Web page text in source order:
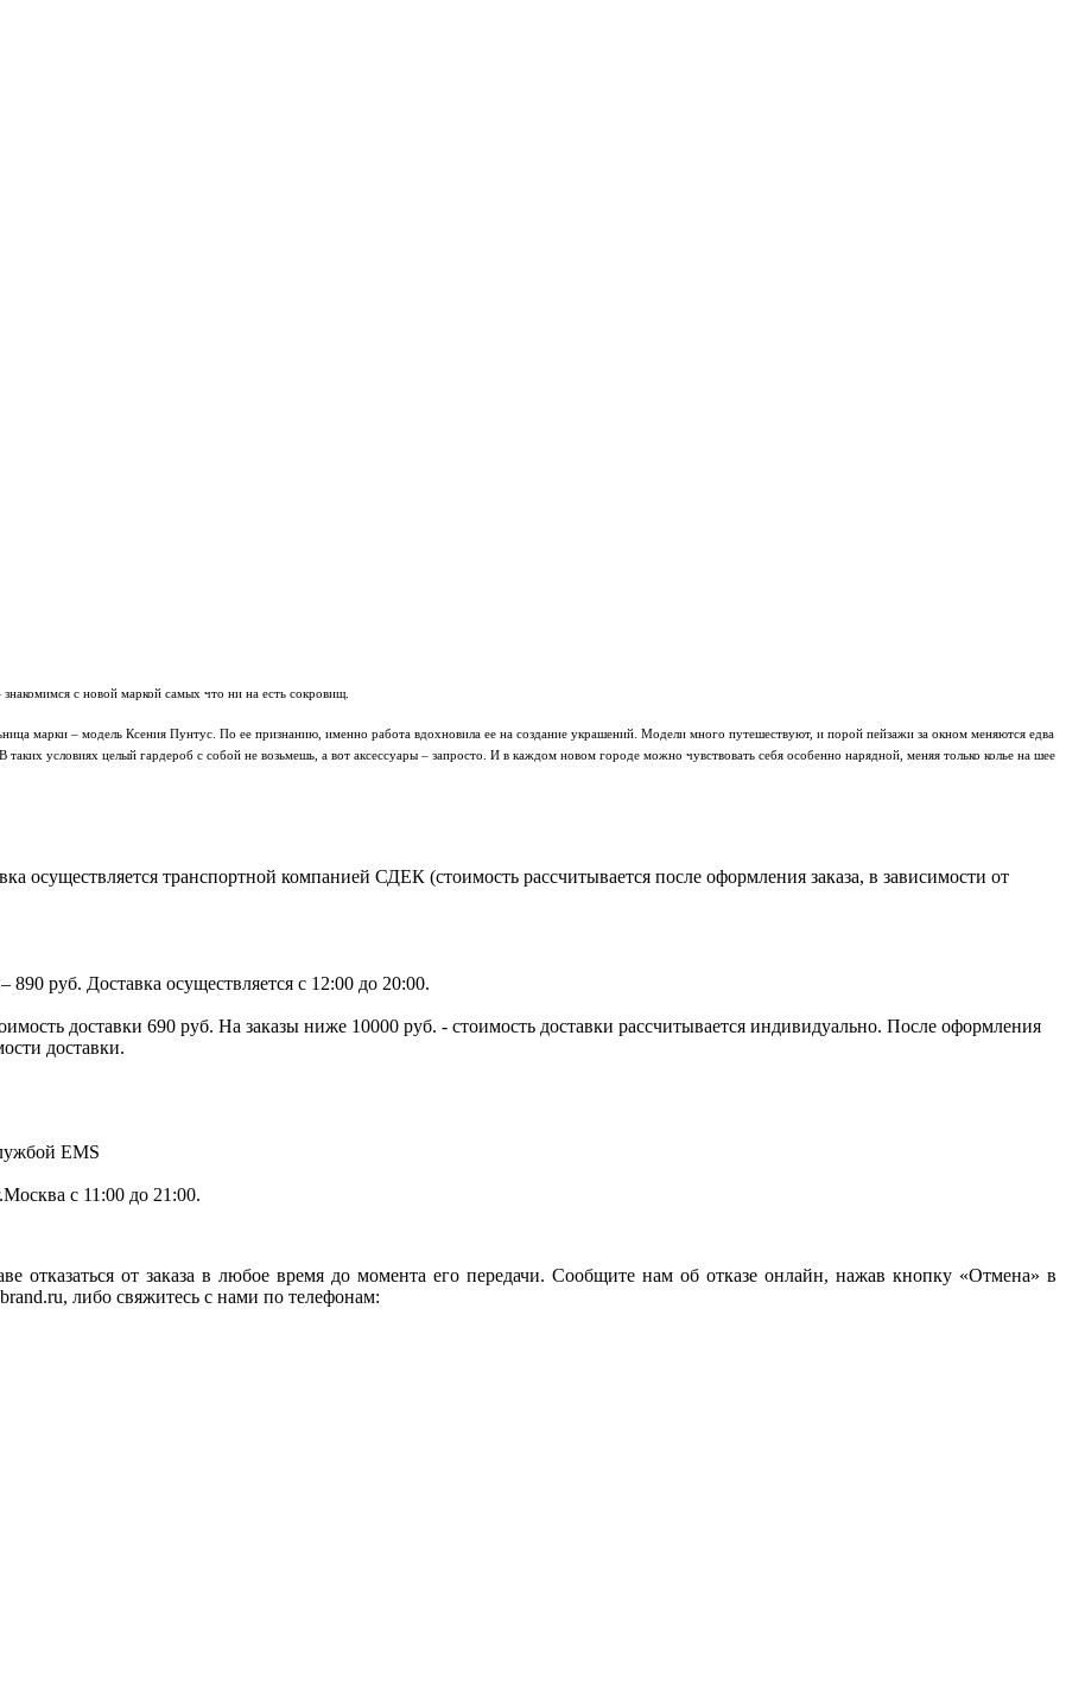
с новой маркой самых что ни на есть сокровищ.
марки – модель Ксения Пунтус. По ее признанию, именно работа вдохновила ее на создание украшений. Модели много путешествуют, и порой пейзажи за окном меняются едва
условиях целый гардероб с собой не возьмешь, а вот аксессуары – запросто. И в каждом новом городе можно чувствовать себя особенно нарядной, меняя только колье на шее
транспортной компанией СДЕК (стоимость рассчитывается после оформления заказа, в зависимости от
руб. Доставка осуществляется с 12:00 до 20:00.
доставки 690 руб. На заказы ниже 10000 руб. - стоимость доставки рассчитывается индивидуально. После оформления
доставки.
EMS
с 11:00 до 21:00.
отказаться от заказа в любое время до момента его передачи. Сообщите нам об отказе онлайн, нажав кнопку «Отмена» в
либо свяжитесь с нами по телефонам: